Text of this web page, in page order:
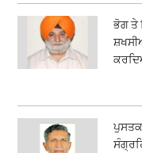
ਭੋਗ ਤੇ
ਪੁਸਤਕ